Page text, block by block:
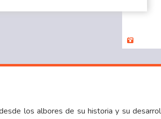
los albores de su historia y su